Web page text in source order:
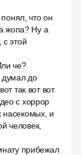
что он
жопа? Ну а
этой
че?
думал до
так вот вот
с хоррор
насекомых, и
человек,
прибежал